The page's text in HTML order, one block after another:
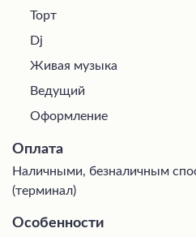
Торт
Dj
Живая музыка
Ведущий
Оформление
Оплата
Наличными, безналичным
(терминал)
Особенности